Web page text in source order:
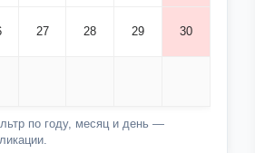
27 28 29 30
по году, месяц и день —